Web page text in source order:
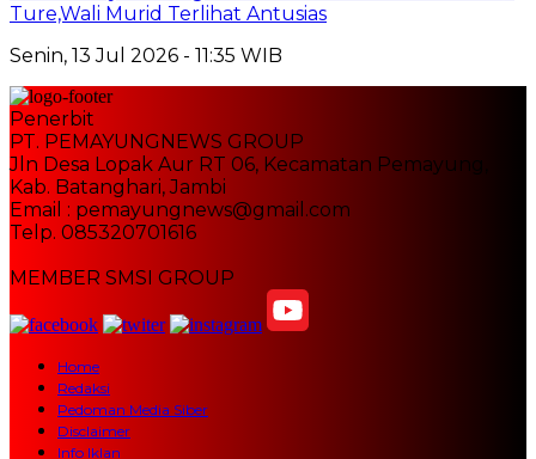
Ture,Wali Murid Terlihat Antusias
Senin, 13 Jul 2026 - 11:35 WIB
Penerbit
PT. PEMAYUNGNEWS GROUP
Jln Desa Lopak Aur RT 06, Kecamatan Pemayung,
Kab. Batanghari, Jambi
Email : pemayungnews@gmail.com
Telp. 085320701616
MEMBER SMSI GROUP
Home
Redaksi
Pedoman Media Siber
Disclaimer
Info Iklan